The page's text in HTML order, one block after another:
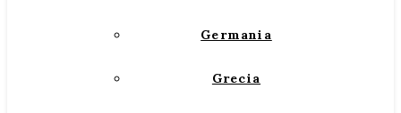
Germania
Grecia